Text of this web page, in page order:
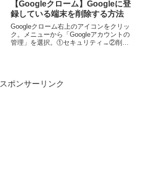
【Googleクローム】Googleに登
録している端末を削除する方法
Googleクローム右上のアイコンをクリッ
ク。メニューから「Googleアカウントの
管理」を選択。①セキュリティ→②削除
スポンサーリンク